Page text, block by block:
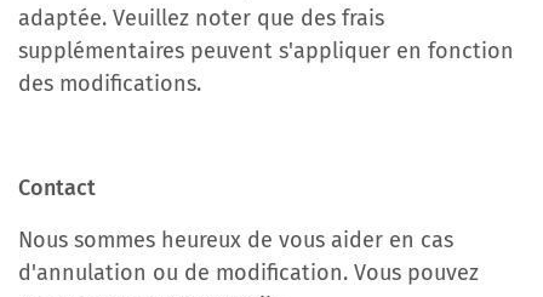
adaptée. Veuillez noter que des frais
supplémentaires peuvent s'appliquer en fonction
des modifications.
Contact
Nous sommes heureux de vous aider en cas
d'annulation ou de modification. Vous pouvez